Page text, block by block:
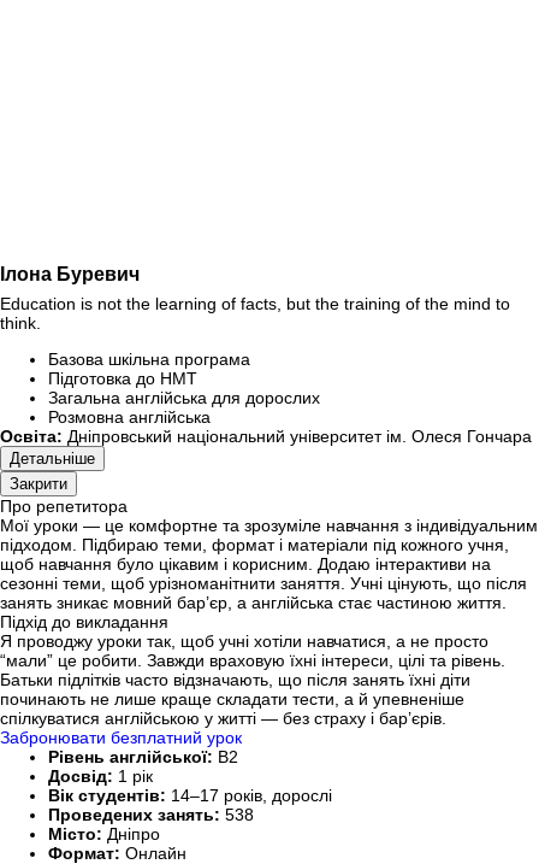
Ілона Буревич
Education is not the learning of facts, but the training of the mind to
think.
Базова шкільна програма
Підготовка до НМТ
Загальна англійська для дорослих
Розмовна англійська
Освіта: Дніпровський національний університет ім. Олеся Гончара
Детальніше
Закрити
Про репетитора
Мої уроки — це комфортне та зрозуміле навчання з індивідуальним
підходом. Підбираю теми, формат і матеріали під кожного учня,
щоб навчання було цікавим і корисним. Додаю інтерактиви на
сезонні теми, щоб урізноманітнити заняття. Учні цінують, що після
занять зникає мовний бар’єр, а англійська стає частиною життя.
Підхід до викладання
Я проводжу уроки так, щоб учні хотіли навчатися, а не просто
“мали” це робити. Завжди враховую їхні інтереси, цілі та рівень.
Батьки підлітків часто відзначають, що після занять їхні діти
починають не лише краще складати тести, а й упевненіше
спілкуватися англійською у житті — без страху і бар’єрів.
Забронювати безплатний урок
Рівень англійської: B2
Досвід: 1 рік
Вік студентів: 14–17 років, дорослі
Проведених занять: 538
Місто: Дніпро
Формат: Онлайн